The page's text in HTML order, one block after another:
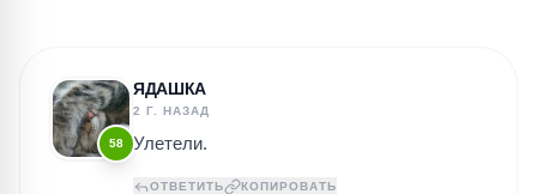
58
ЯДАШКА
2 Г. НАЗАД
Улетели.
ОТВЕТИТЬ КОПИРОВАТЬ